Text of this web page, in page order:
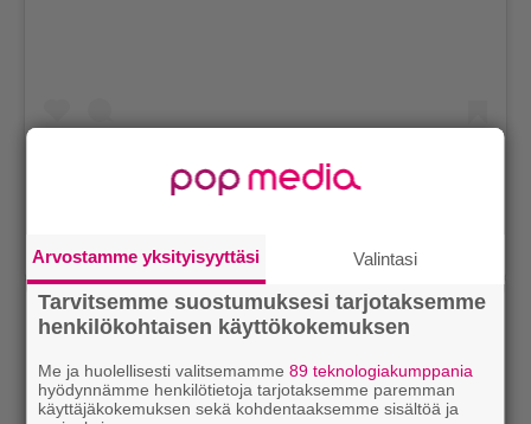
Arvostamme yksityisyyttäsi Valintasi
Tarvitsemme suostumuksesi tarjotaksemme
henkilökohtaisen käyttökokemuksen
Me ja huolellisesti valitsemamme89 teknologiakumppania
hyödynnämme henkilötietoja tarjotaksemme paremman
käyttäjäkokemuksen sekä kohdentaaksemme sisältöä ja